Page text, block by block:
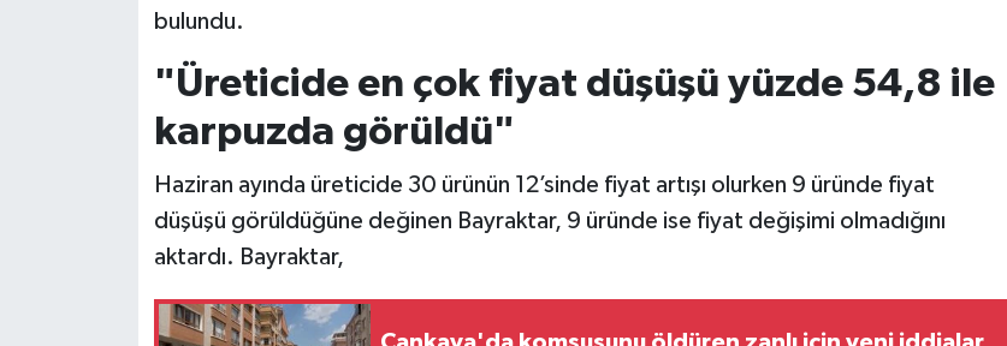
bulundu.
"Üreticide en çok fiyat düşüşü yüzde 54,8 ile
karpuzda görüldü"
Haziran ayında üreticide 30 ürünün 12’sinde fiyat artışı olurken 9 üründe fiyat
düşüşü görüldüğüne değinen Bayraktar, 9 üründe ise fiyat değişimi olmadığını
aktardı. Bayraktar,